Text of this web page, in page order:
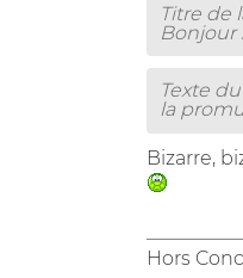
Titre de
Bonjour
Texte
la
Bizarre,
Hors